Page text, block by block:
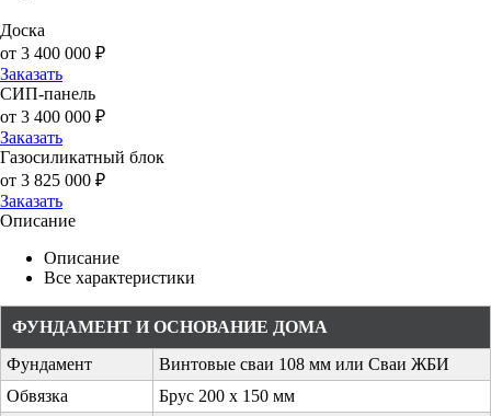
Доска
от 3 400 000 ₽
Заказать
СИП-панель
от 3 400 000 ₽
Заказать
Газосиликатный блок
от 3 825 000 ₽
Заказать
Описание
Описание
Все характеристики
ФУНДАМЕНТ И ОСНОВАНИЕ ДОМА
Фундамент
Винтовые сваи 108 мм или Сваи ЖБИ
Обвязка
Брус 200 х 150 мм